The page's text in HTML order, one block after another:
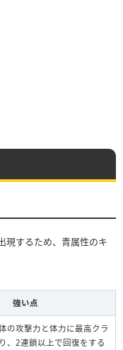
現するため、青属性のキ
強い点
の攻撃力と体力に最高クラ
、2連鎖以上で回復をする